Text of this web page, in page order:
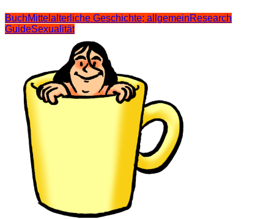
BuchMittelalterliche Geschichte; allgemeinResearch
GuideSexualität